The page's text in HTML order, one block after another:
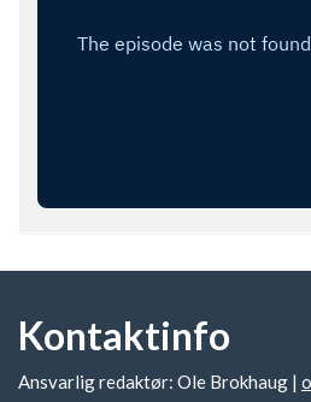
Kontaktinfo
Ansvarlig redaktør: Ole Brokhaug |